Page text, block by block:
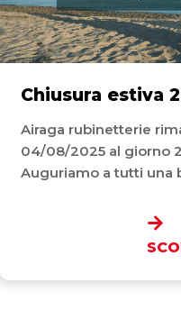
Chiusura estiva
Airaga rubinetterie
04/08/2025 al giorno
Auguriamo a tutti una